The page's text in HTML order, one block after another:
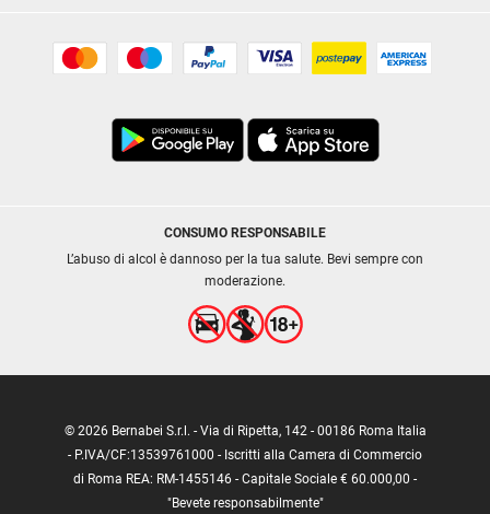
CONSUMO RESPONSABILE
L’abuso di alcol è dannoso per la tua salute. Bevi sempre con
moderazione.
© 2026 Bernabei S.r.l. - Via di Ripetta, 142 - 00186 Roma Italia
- P.IVA/CF:13539761000 - Iscritti alla Camera di Commercio
di Roma REA: RM-1455146 - Capitale Sociale € 60.000,00 -
"Bevete responsabilmente"